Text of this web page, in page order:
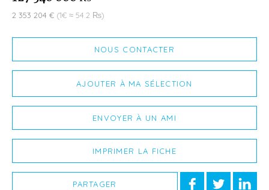
2 353 204 € (1€ ≈ 54.2 ₨)
NOUS CONTACTER
AJOUTER À MA SÉLECTION
ENVOYER À UN AMI
IMPRIMER LA FICHE
PARTAGER